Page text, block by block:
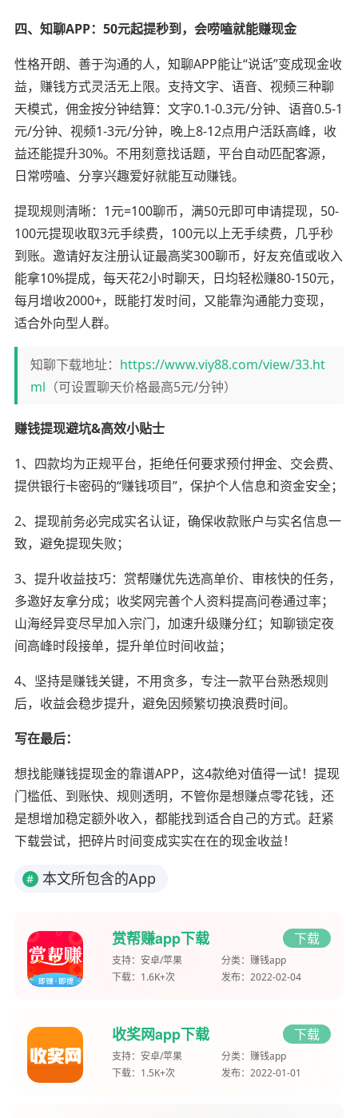
四、知聊APP：50元起提秒到，会唠嗑就能赚现金
性格开朗、善于沟通的人，知聊APP能让“说话”变成现金收
益，赚钱方式灵活无上限。支持文字、语音、视频三种聊
天模式，佣金按分钟结算：文字0.1-0.3元/分钟、语音0.5-1
元/分钟、视频1-3元/分钟，晚上8-12点用户活跃高峰，收
益还能提升30%。不用刻意找话题，平台自动匹配客源，
日常唠嗑、分享兴趣爱好就能互动赚钱。
提现规则清晰：1元=100聊币，满50元即可申请提现，50-
100元提现收取3元手续费，100元以上无手续费，几乎秒
到账。邀请好友注册认证最高奖300聊币，好友充值或收入
能拿10%提成，每天花2小时聊天，日均轻松赚80-150元，
每月增收2000+，既能打发时间，又能靠沟通能力变现，
适合外向型人群。
知聊下载地址： https://www.viy88.com/view/33.ht
ml （可设置聊天价格最高5元/分钟）
赚钱提现避坑&高效小贴士
1、四款均为正规平台，拒绝任何要求预付押金、交会费、
提供银行卡密码的“赚钱项目”，保护个人信息和资金安全；
2、提现前务必完成实名认证，确保收款账户与实名信息一
致，避免提现失败；
3、提升收益技巧：赏帮赚优先选高单价、审核快的任务，
多邀好友拿分成；收奖网完善个人资料提高问卷通过率；
山海经异变尽早加入宗门，加速升级赚分红；知聊锁定夜
间高峰时段接单，提升单位时间收益；
4、坚持是赚钱关键，不用贪多，专注一款平台熟悉规则
后，收益会稳步提升，避免因频繁切换浪费时间。
写在最后：
想找能赚钱提现金的靠谱APP，这4款绝对值得一试！提现
门槛低、到账快、规则透明，不管你是想赚点零花钱，还
是想增加稳定额外收入，都能找到适合自己的方式。赶紧
下载尝试，把碎片时间变成实实在在的现金收益！
# 本文所包含的App
赏帮赚app下载 下载
支持： 安卓/苹果 分类： 赚钱app
下载： 1.6K+次 发布： 2022-02-04
收奖网app下载 下载
支持： 安卓/苹果 分类： 赚钱app
下载： 1.5K+次 发布： 2022-01-01